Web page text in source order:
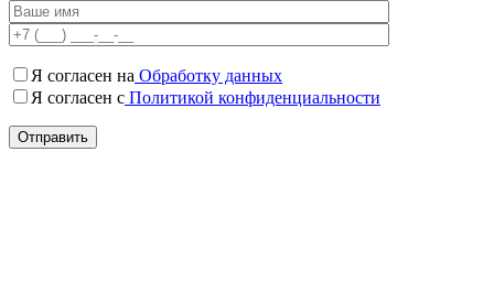
Я согласен на Обработку данных
Я согласен c Политикой конфиденциальности